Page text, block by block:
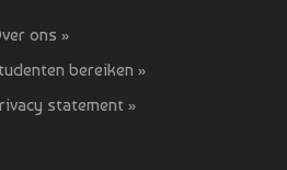
ons »
bereiken »
statement »